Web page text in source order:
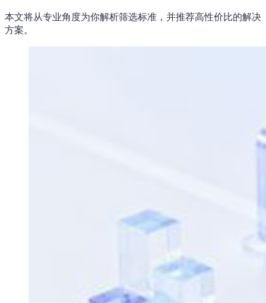
本文将从专业角度为你解析筛选标准，并推荐高性价比的解决
方案。